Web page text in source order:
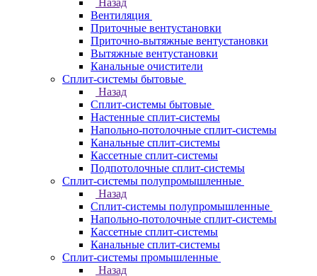
Назад
Вентиляция
Приточные вентустановки
Приточно-вытяжные вентустановки
Вытяжные вентустановки
Канальные очистители
Сплит-системы бытовые
Назад
Сплит-системы бытовые
Настенные сплит-системы
Напольно-потолочные сплит-системы
Канальные сплит-системы
Кассетные сплит-системы
Подпотолочные сплит-системы
Сплит-системы полупромышленные
Назад
Сплит-системы полупромышленные
Напольно-потолочные сплит-системы
Кассетные сплит-системы
Канальные сплит-системы
Сплит-системы промышленные
Назад